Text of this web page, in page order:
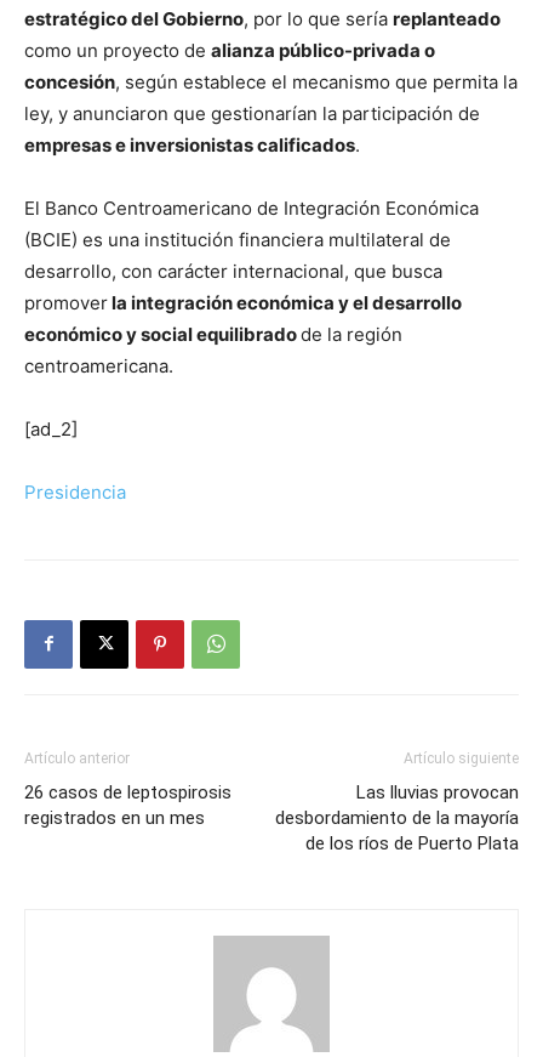
estratégico del Gobierno, por lo que sería replanteado
como un proyecto de alianza público-privada o
concesión, según establece el mecanismo que permita la
ley, y anunciaron que gestionarían la participación de
empresas e inversionistas calificados.
El Banco Centroamericano de Integración Económica
(BCIE) es una institución financiera multilateral de
desarrollo, con carácter internacional, que busca
promoverla integración económica y el desarrollo
económico y social equilibradode la región
centroamericana.
[ad_2]
Presidencia
Artículo anterior
26 casos de leptospirosis
registrados en un mes
Artículo siguiente
Las lluvias provocan
desbordamiento de la mayoría
de los ríos de Puerto Plata